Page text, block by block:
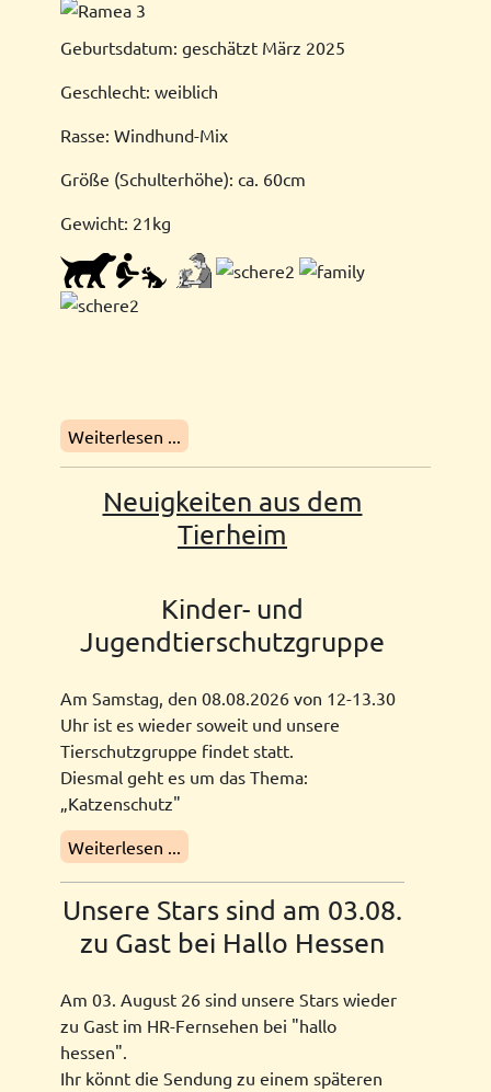
Geburtsdatum: geschätzt März 2025
Geschlecht: weiblich
Rasse: Windhund-Mix
Größe (Schulterhöhe): ca. 60cm
Gewicht: 21kg
Weiterlesen ...
Neuigkeiten aus dem
Tierheim
Kinder- und
Jugendtierschutzgruppe
Am Samstag, den 08.08.2026 von 12-13.30
Uhr ist es wieder soweit und unsere
Tierschutzgruppe findet statt.
Diesmal geht es um das Thema:
„Katzenschutz"
Weiterlesen ...
Unsere Stars sind am 03.08.
zu Gast bei Hallo Hessen
Am 03. August 26 sind unsere Stars wieder
zu Gast im HR-Fernsehen bei "hallo
hessen".
Ihr könnt die Sendung zu einem späteren